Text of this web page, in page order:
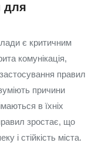
для
є критичним
комунікація,
правил
причини
в їхніх
зростає, що
і стійкість міста.